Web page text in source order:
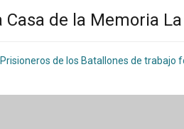
de la Memoria
Prisioneros de los Batallones de trabajo